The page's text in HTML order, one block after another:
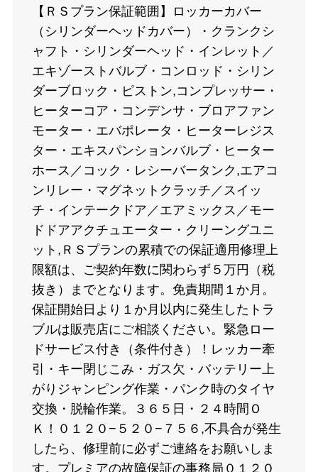
【ＲＳプラン保証範囲】ロッカーカバー
（シリンダーヘッドカバー）・クランクシ
ャフト・シリンダーヘッド・インレット／
エキゾーストバルブ・コンロッド・シリン
ダーブロック・ピストン,コンプレッサー・
ヒーターコア・コンデンサ・ブロアファン
モーター・エバポレータ・ヒーターレジス
ター・エキスパンションバルブ・ヒーター
ホース／コック・レシーバータンク,エアコ
ンリレー・マグネットクラッチ／スイッ
チ・インテークドア／エアミックス／モー
ドドアアクチュエーター・クリーングユニ
ット,ＲＳプランの累積での保証適用修理上
限額は、ご契約年数に関わらず５万円（税
抜き）までとなります。免責期間１か月。
保証開始日より１か月以内に発生したトラ
ブルは販売店にご相談ください。緊急ロー
ドサービス付き（条件付き）！レッカー牽
引・キー閉じこみ・ガス欠・バッテリー上
がりジャンピング作業・パンク時のタイヤ
交換・脱輪作業。３６５日・２４時間Ｏ
Ｋ！０１２０−５２０−７５６,不具合が発生
したら、修理前に必ずご連絡をお願いしま
す。プレミアの故障保証の事務局０１２０